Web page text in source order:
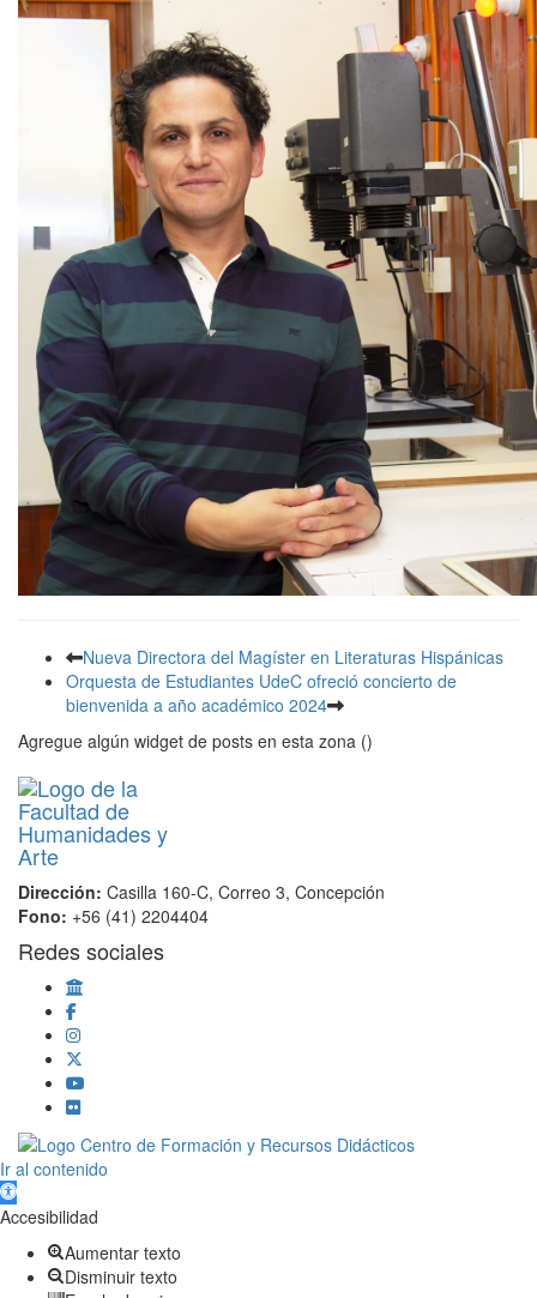
Nueva Directora del Magíster en Literaturas Hispánicas
Orquesta de Estudiantes UdeC ofreció concierto de
bienvenida a año académico 2024
Agregue algún widget de posts en esta zona ()
Dirección: Casilla 160-C, Correo 3, Concepción
Fono: +56 (41) 2204404
Redes sociales
Scroll
Up
Ir al contenido
Abrir barra de herramientas
Accesibilidad
Aumentar texto
Disminuir texto